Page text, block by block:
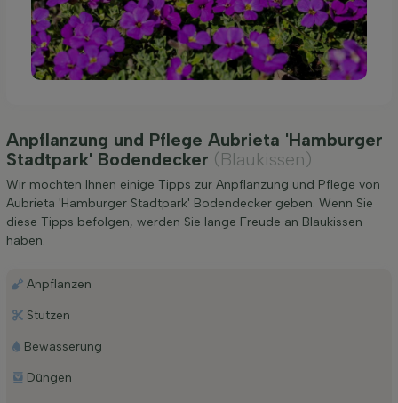
Anpflanzung und Pflege Aubrieta 'Hamburger
Stadtpark' Bodendecker (Blaukissen)
Wir möchten Ihnen einige Tipps zur Anpflanzung und Pflege von
Aubrieta 'Hamburger Stadtpark' Bodendecker geben. Wenn Sie
diese Tipps befolgen, werden Sie lange Freude an Blaukissen
haben.
Anpflanzen
Stutzen
Bewässerung
Düngen